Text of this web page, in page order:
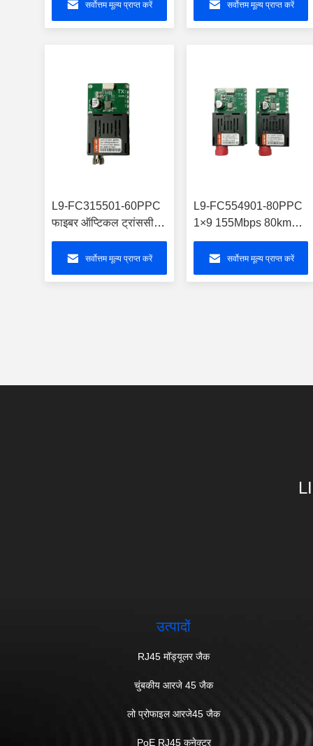
मॉड्यूल
सर्वोत्तम मूल्य प्राप्त करें
ट्रांसीवरसर्वोत्तम मूल्य प्राप्त करें
L9-FC315501-60PPC
फाइबर ऑप्टिकल ट्रांससीवर
के लिए 1x9 TTL
155Mbps 60km
सर्वोत्तम मूल्य प्राप्त करें
L9-FC554901-80PPC
1×9 155Mbps 80km
FC ऑप्टिकल ट्रांससीवर
मॉड्यूल
सर्वोत्तम मूल्य प्राप्त करें
उत्पादों
RJ45 मॉड्यूलर जैक
चुंबकीय आरजे 45 जैक
लो प्रोफाइल आरजे45 जैक
PoE RJ45 कनेक्टर